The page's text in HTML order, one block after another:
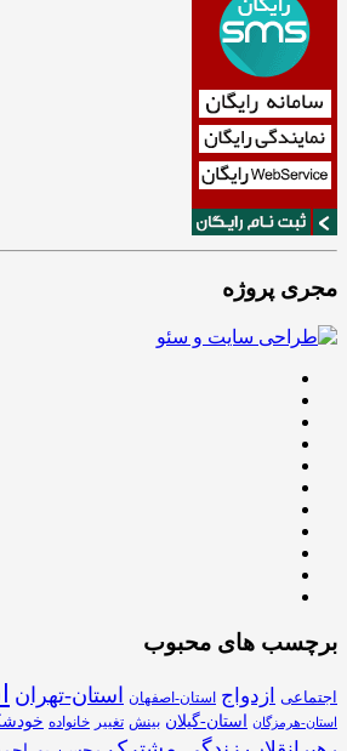
مجری پروژه
برچسب های محبوب
اجتماعی ازدواج استان-اصفهان استان-تهران
استان-هرمزگان استان-گیلان بینش تغییر خانواده